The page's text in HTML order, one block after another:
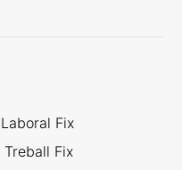
Fix
Fix